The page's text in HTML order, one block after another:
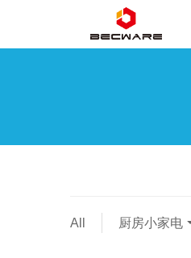
All 厨房小家电